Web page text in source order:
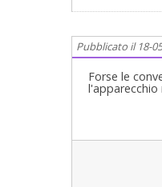
Pubblicato il 18-
Forse le
l'apparecchio